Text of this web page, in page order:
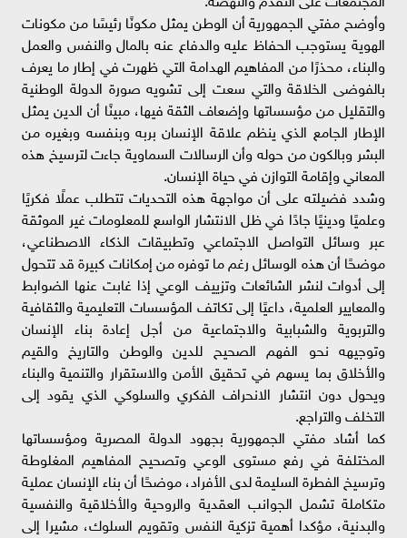
وأوضح مفتي الجمهورية أن الوطن يمثل مكونًا رئيسًا من مكونات
الهوية يستوجب الحفاظ عليه والدفاع عنه بالمال والنفس والعمل
والبناء، محذرًا من المفاهيم الهدامة التي ظهرت في إطار ما يعرف
بالفوضى الخلاقة والتي سعت إلى تشويه صورة الدولة الوطنية
والتقليل من مؤسساتها وإضعاف الثقة فيها، مبينًا أن الدين يمثل
الإطار الجامع الذي ينظم علاقة الإنسان بربه وبنفسه وبغيره من
البشر وبالكون من حوله وأن الرسالات السماوية جاءت لترسيخ هذه
المعاني وإقامة التوازن في حياة الإنسان.
وشدد فضيلته على أن مواجهة هذه التحديات تتطلب عملًا فكريًا
وعلميًا ودينيًا جادًا في ظل الانتشار الواسع للمعلومات غير الموثقة
عبر وسائل التواصل الاجتماعي وتطبيقات الذكاء الاصطناعي،
موضحًا أن هذه الوسائل رغم ما توفره من إمكانات كبيرة قد تتحول
إلى أدوات لنشر الشائعات وتزييف الوعي إذا غابت عنها الضوابط
والمعايير العلمية، داعيًا إلى تكاتف المؤسسات التعليمية والثقافية
والتربوية والشبابية والاجتماعية من أجل إعادة بناء الإنسان
وتوجيهه نحو الفهم الصحيح للدين والوطن والتاريخ والقيم
والأخلاق بما يسهم في تحقيق الأمن والاستقرار والتنمية والبناء
ويحول دون انتشار الانحراف الفكري والسلوكي الذي يقود إلى
التخلف والتراجع.
كما أشاد مفتي الجمهورية بجهود الدولة المصرية ومؤسساتها
المختلفة في رفع مستوى الوعي وتصحيح المفاهيم المغلوطة
وترسيخ الفطرة السليمة لدى الأفراد، موضحًا أن بناء الإنسان عملية
متكاملة تشمل الجوانب العقدية والروحية والأخلاقية والنفسية
والبدنية، مؤكدا أهمية تزكية النفس وتقويم السلوك، مشيرا إلى